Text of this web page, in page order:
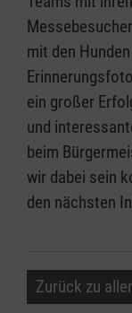
mit den
ein großer
und
beim
wir dabei sein
den nächsten
Zurück zu